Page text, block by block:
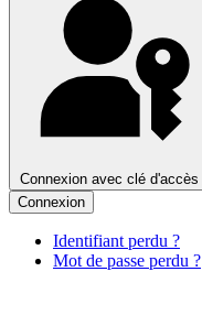
Connexion avec clé d'accès
Connexion
Identifiant perdu ?
Mot de passe perdu ?